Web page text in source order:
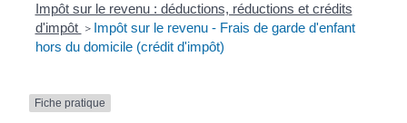
Impôt sur le revenu : déductions, réductions et crédits
d'impôt > Impôt sur le revenu - Frais de garde d'enfant
hors du domicile (crédit d'impôt)
Fiche pratique